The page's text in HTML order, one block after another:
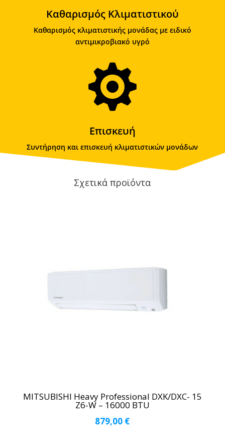
Καθαρισμός Κλιματιστικού
Καθαρισμός κλιματιστικής μονάδας με ειδικό
αντιμικροβιακό υγρό

Επισκευή
Συντήρηση και επισκευή κλιματιστικών μονάδων
Σχετικά προϊόντα
MITSUBISHI Heavy Professional DXK/DXC- 15
Z6-W – 16000 BTU
879,00 €